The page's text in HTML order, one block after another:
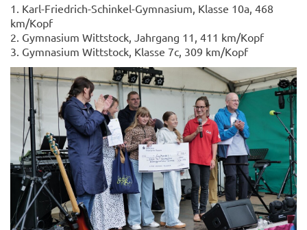
1. Karl-​Friedrich-Schinkel-Gymnasium, Klas­se 10a, 468
km/Kopf
2. Gym­na­si­um Witt­stock, Jahr­gang 11, 411 km/Kopf
3. Gym­na­si­um Witt­stock, Klas­se 7c, 309 km/Kopf